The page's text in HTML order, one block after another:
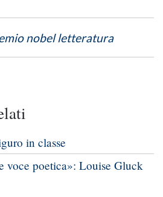
nobel letteratura
in classe
voce poetica»: Louise Gluck